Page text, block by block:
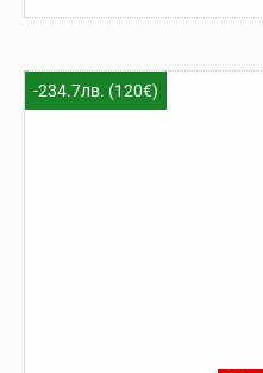
price
-234.7лв. (120€)